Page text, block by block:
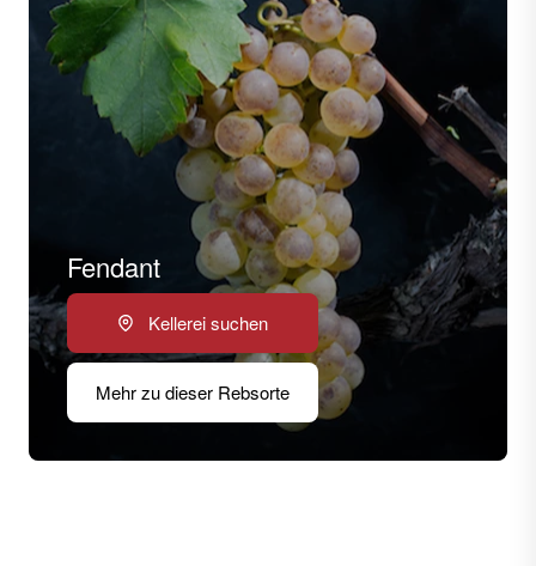
Fendant
Kellerei suchen
Mehr zu dieser Rebsorte